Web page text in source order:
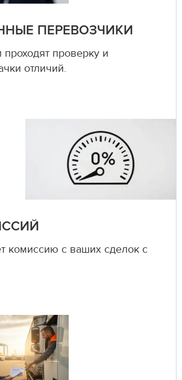
ПЕРЕВОЗЧИКИ
проверку и
отличий.
комиссию с ваших сделок с